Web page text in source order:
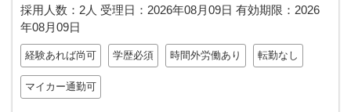
採用人数：2人 受理日： 2026年08月09日 有効期限： 2026
年08月09日
経験あれば尚可 学歴必須 時間外労働あり 転勤なし
マイカー通勤可